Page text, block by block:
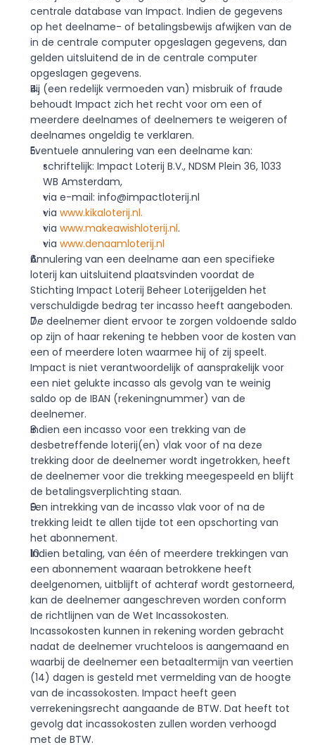
centrale database van Impact. Indien de gegevens
op het deelname- of betalingsbewijs afwijken van de
in de centrale computer opgeslagen gegevens, dan
gelden uitsluitend de in de centrale computer
opgeslagen gegevens.
Bij (een redelijk vermoeden van) misbruik of fraude
behoudt Impact zich het recht voor om een of
meerdere deelnames of deelnemers te weigeren of
deelnames ongeldig te verklaren.
Eventuele annulering van een deelname kan:
schriftelijk: Impact Loterij B.V., NDSM Plein 36, 1033
WB Amsterdam,
via e-mail: info@impactloterij.nl
via www.kikaloterij.nl.
via www.makeawishloterij.nl.
via www.denaamloterij.nl
Annulering van een deelname aan een specifieke
loterij kan uitsluitend plaatsvinden voordat de
Stichting Impact Loterij Beheer Loterijgelden het
verschuldigde bedrag ter incasso heeft aangeboden.
De deelnemer dient ervoor te zorgen voldoende saldo
op zijn of haar rekening te hebben voor de kosten van
een of meerdere loten waarmee hij of zij speelt.
Impact is niet verantwoordelijk of aansprakelijk voor
een niet gelukte incasso als gevolg van te weinig
saldo op de IBAN (rekeningnummer) van de
deelnemer.
Indien een incasso voor een trekking van de
desbetreffende loterij(en) vlak voor of na deze
trekking door de deelnemer wordt ingetrokken, heeft
de deelnemer voor die trekking meegespeeld en blijft
de betalingsverplichting staan.
Een intrekking van de incasso vlak voor of na de
trekking leidt te allen tijde tot een opschorting van
het abonnement.
Indien betaling, van één of meerdere trekkingen van
een abonnement waaraan betrokkene heeft
deelgenomen, uitblijft of achteraf wordt gestorneerd,
kan de deelnemer aangeschreven worden conform
de richtlijnen van de Wet Incassokosten.
Incassokosten kunnen in rekening worden gebracht
nadat de deelnemer vruchteloos is aangemaand en
waarbij de deelnemer een betaaltermijn van veertien
(14) dagen is gesteld met vermelding van de hoogte
van de incassokosten. Impact heeft geen
verrekeningsrecht aangaande de BTW. Dat heeft tot
gevolg dat incassokosten zullen worden verhoogd
met de BTW.